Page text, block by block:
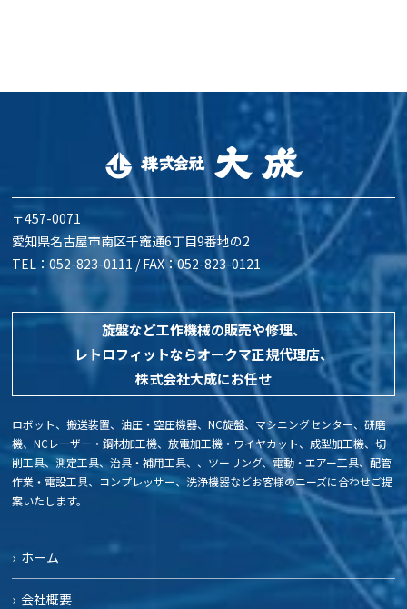
〒457-0071
愛知県名古屋市南区千竈通6丁目9番地の2
TEL：052-823-0111 / FAX：052-823-0121
旋盤など工作機械の販売や修理、
レトロフィットならオークマ正規代理店、
株式会社大成にお任せ
ロボット、搬送装置、油圧・空圧機器、NC旋盤、マシニングセンター、研磨
機、NCレーザー・鋼材加工機、放電加工機・ワイヤカット、成型加工機、切
削工具、測定工具、治具・補用工具、、ツーリング、電動・エアー工具、配管
作業・電設工具、コンプレッサー、洗浄機器などお客様のニーズに合わせご提
案いたします。
ホーム
会社概要